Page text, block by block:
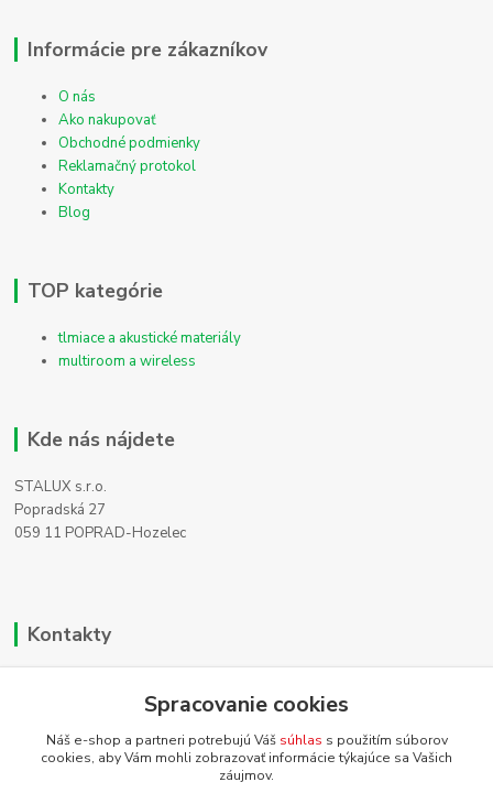
Informácie pre zákazníkov
O nás
Ako nakupovať
Obchodné podmienky
Reklamačný protokol
Kontakty
Blog
TOP kategórie
tlmiace a akustické materiály
multiroom a wireless
Kde nás nájdete
STALUX s.r.o.
Popradská 27
059 11 POPRAD-Hozelec
Kontakty
+421 911 990 200
info@homehifi.sk
Spracovanie cookies
Náš e-shop a partneri potrebujú Váš súhlas s použitím súborov
cookies, aby Vám mohli zobrazovať informácie týkajúce sa Vašich
záujmov.